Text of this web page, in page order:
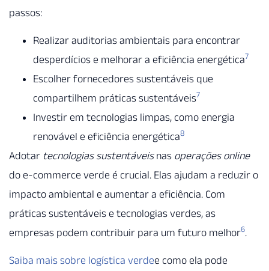
passos:
Realizar auditorias ambientais para encontrar
desperdícios e melhorar a eficiência energética7
Escolher fornecedores sustentáveis que
compartilhem práticas sustentáveis7
Investir em tecnologias limpas, como energia
renovável e eficiência energética8
Adotar tecnologias sustentáveisnas operações online
do e-commerce verde é crucial. Elas ajudam a reduzir o
impacto ambiental e aumentar a eficiência. Com
práticas sustentáveis e tecnologias verdes, as
empresas podem contribuir para um futuro melhor6.
Saiba mais sobre logística verdee como ela pode